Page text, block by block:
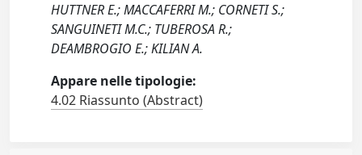
HUTTNER E.; MACCAFERRI M.; CORNETI S.;
SANGUINETI M.C.; TUBEROSA R.;
DEAMBROGIO E.; KILIAN A.
Appare nelle tipologie:
4.02 Riassunto (Abstract)